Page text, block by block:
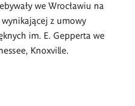
we Wrocławiu na
z umowy
im. E. Gepperta we
Knoxville.